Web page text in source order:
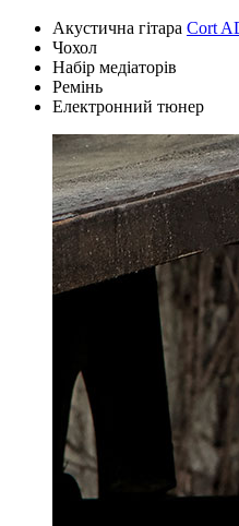
Акустична гітара Cort
Чохол
Набір медіаторів
Ремінь
Електронний тюнер